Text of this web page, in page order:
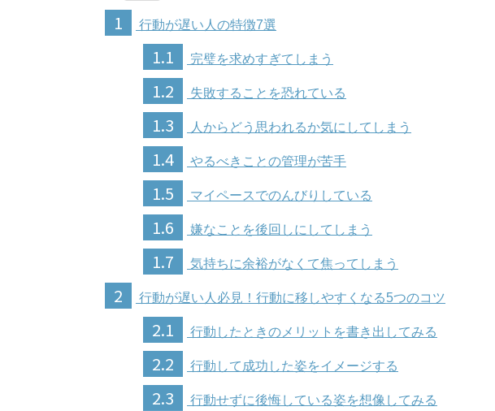
1
行動が遅い人の特徴7選
1.1 完璧を求めすぎてしまう
1.2 失敗することを恐れている
1.3 人からどう思われるか気にしてしまう
1.4 やるべきことの管理が苦手
1.5 マイペースでのんびりしている
1.6 嫌なことを後回しにしてしまう
1.7 気持ちに余裕がなくて焦ってしまう
2 行動が遅い人必見！行動に移しやすくなる5つのコツ
2.1 行動したときのメリットを書き出してみる
2.2 行動して成功した姿をイメージする
2.3 行動せずに後悔している姿を想像してみる